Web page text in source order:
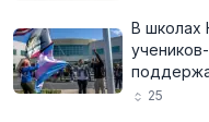
В школах
25